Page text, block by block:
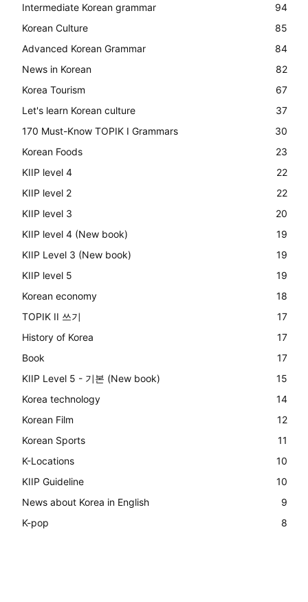
Intermediate Korean grammar
94
Korean Culture
85
Advanced Korean Grammar
84
News in Korean
82
Korea Tourism
67
Let's learn Korean culture
37
170 Must-Know TOPIK I Grammars
30
Korean Foods
23
KIIP level 4
22
KIIP level 2
22
KIIP level 3
20
KIIP level 4 (New book)
19
KIIP Level 3 (New book)
19
KIIP level 5
19
Korean economy
18
TOPIK II 쓰기
17
History of Korea
17
Book
17
KIIP Level 5 - 기본 (New book)
15
Korea technology
14
Korean Film
12
Korean Sports
11
K-Locations
10
KIIP Guideline
10
News about Korea in English
9
K-pop
8